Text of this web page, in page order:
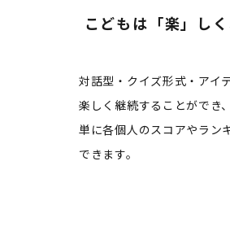
こどもは「楽」し
対話型・クイズ形式・アイ
楽しく継続することができ
単に各個人のスコアやラン
できます。